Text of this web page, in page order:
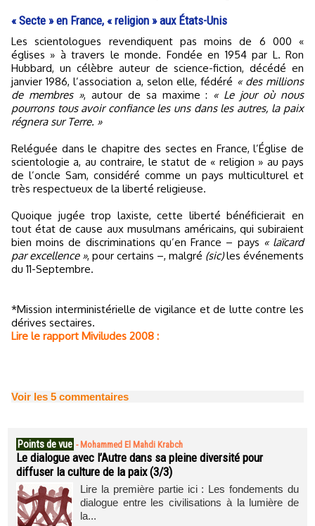
« Secte » en France, « religion » aux États-Unis
Les scientologues revendiquent pas moins de 6 000 «
églises » à travers le monde. Fondée en 1954 par L. Ron
Hubbard, un célèbre auteur de science-fiction, décédé en
janvier 1986, l’association a, selon elle, fédéré « des millions
de membres », autour de sa maxime : « Le jour où nous
pourrons tous avoir confiance les uns dans les autres, la paix
régnera sur Terre. »
Reléguée dans le chapitre des sectes en France, l’Église de
scientologie a, au contraire, le statut de « religion » au pays
de l’oncle Sam, considéré comme un pays multiculturel et
très respectueux de la liberté religieuse.
Quoique jugée trop laxiste, cette liberté bénéficierait en
tout état de cause aux musulmans américains, qui subiraient
bien moins de discriminations qu’en France – pays « laïcard
par excellence », pour certains –, malgré (sic)les événements
du 11-Septembre.
*Mission interministérielle de vigilance et de lutte contre les
dérives sectaires.
Lire le rapport Miviludes 2008 :
Voir les 5 commentaires
Points de vue - Mohammed El Mahdi Krabch
Le dialogue avec l’Autre dans sa pleine diversité pour
diffuser la culture de la paix (3/3)
Lire la première partie ici : Les fondements du
dialogue entre les civilisations à la lumière de
la...